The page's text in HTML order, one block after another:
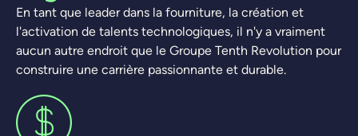
En tant que leader dans la fourniture, la création et
l'activation de talents technologiques, il n'y a vraiment
aucun autre endroit que le Groupe Tenth Revolution pour
construire une carrière passionnante et durable.